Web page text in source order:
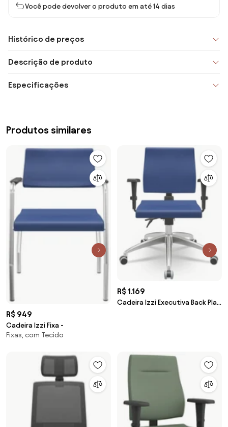
Você pode devolver o produto em até 14 dias
Histórico de preços
Descrição de produto
Especificações
Produtos similares
R$ 949
Cadeira Izzi Fixa -
Fixas, com Tecido
R$ 1.169
Cadeira Izzi Executiva Back Plax